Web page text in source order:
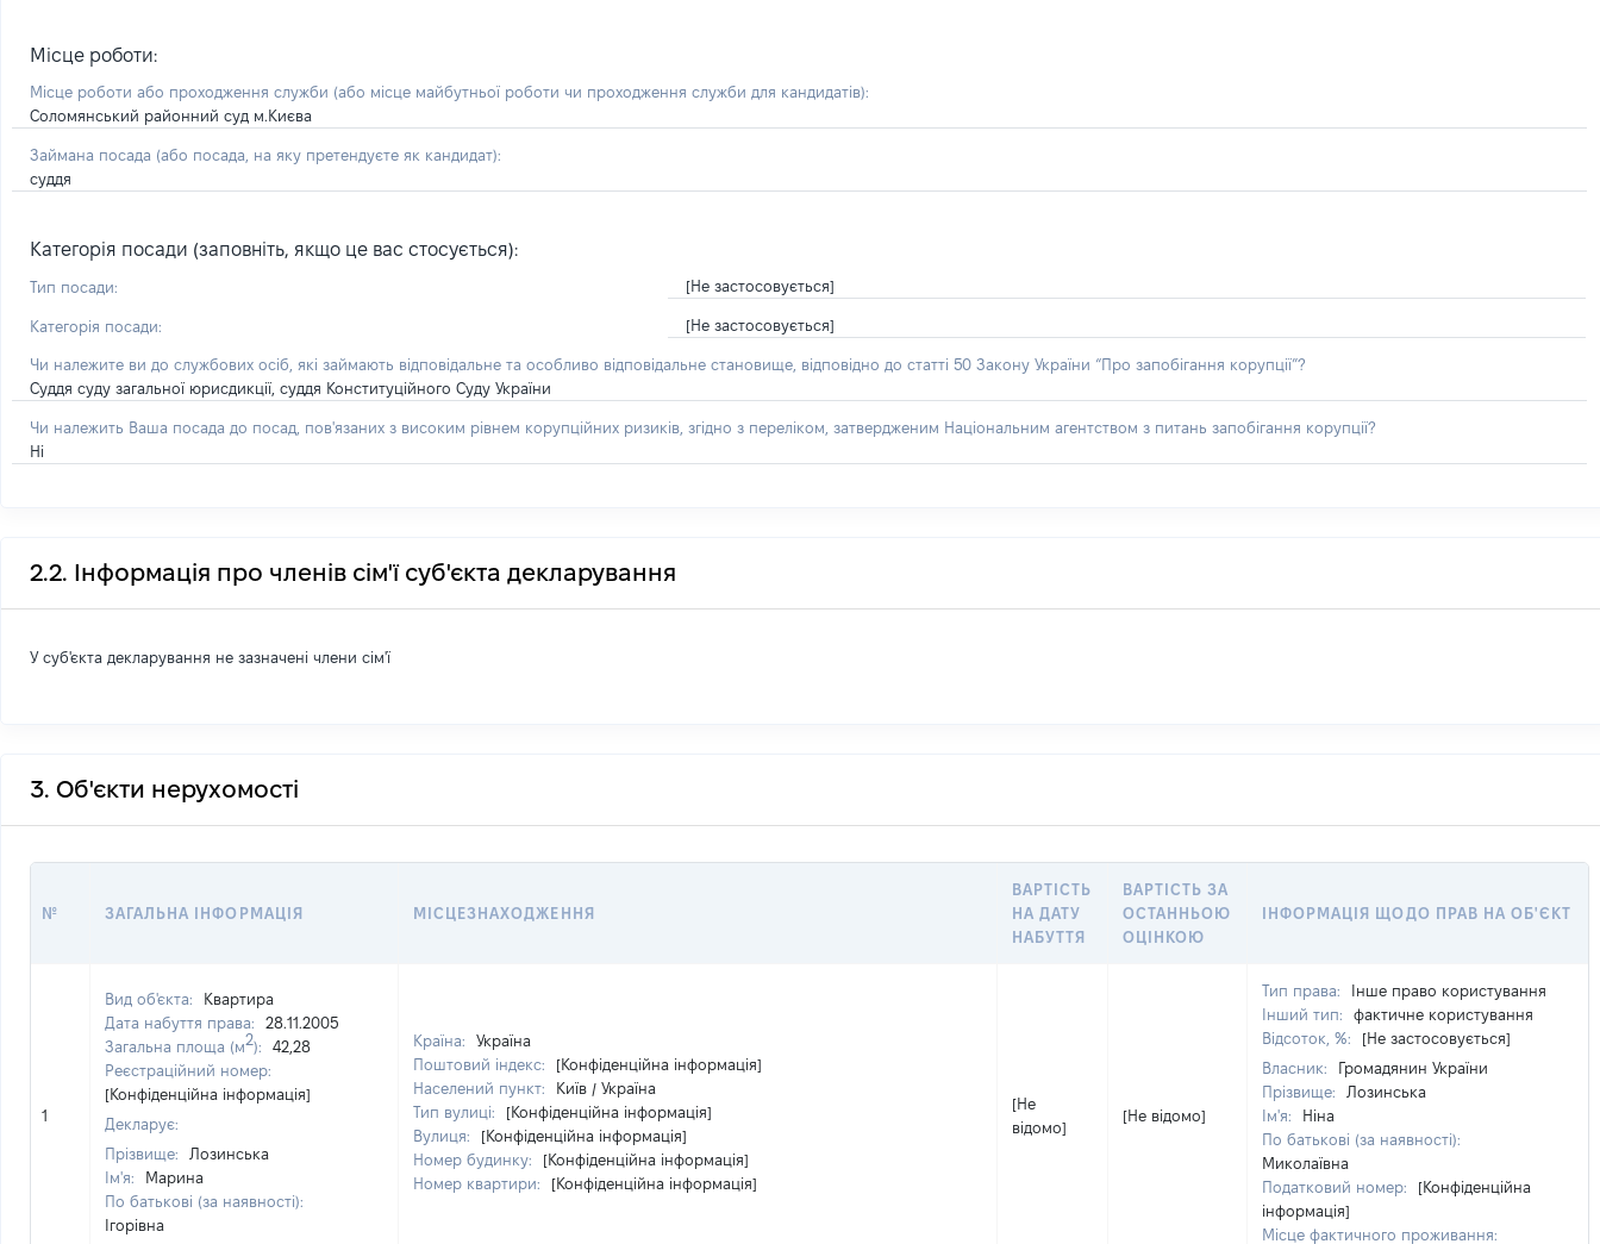
Місце роботи:
Місце роботи або проходження служби (або місце майбутньої роботи чи проходження служби для кандидатів):
Соломянський районний суд м.Києва
Займана посада (або посада, на яку претендуєте як кандидат):
суддя
Категорія посади (заповніть, якщо це вас стосується):
Тип посади: [Не застосовується]
Категорія посади: [Не застосовується]
Чи належите ви до службових осіб, які займають відповідальне та особливо відповідальне становище, відповідно до статті 50 Закону України “Про запобігання корупції”?
Суддя суду загальної юрисдикції, суддя Конституційного Суду України
Чи належить Ваша посада до посад, пов'язаних з високим рівнем корупційних ризиків, згідно з переліком, затвердженим Національним агентством з питань запобігання корупції?
Ні
2.2. Інформація про членів сім'ї суб'єкта декларування
У суб'єкта декларування не зазначені члени сім'ї
3. Об'єкти нерухомості
№ ЗАГАЛЬНА ІНФОРМАЦІЯ МІСЦЕЗНАХОДЖЕННЯ
ВАРТІСТЬ
НА ДАТУ
НАБУТТЯ
ВАРТІСТЬ ЗА
ОСТАННЬОЮ
ОЦІНКОЮ
ІНФОРМАЦІЯ ЩОДО ПРАВ НА ОБ'ЄКТ
1
Вид об'єкта:
Квартира
Дата набуття права:
28.11.2005
Загальна площа (м2):
42,28
Реєстраційний номер:
[Конфіденційна інформація]
Декларує:
Прізвище:
Лозинська
Ім'я:
Марина
По батькові (за наявності):
Ігорівна
Країна:
Україна
Поштовий індекс:
[Конфіденційна інформація]
Населений пункт:
Київ / Україна
Тип вулиці:
[Конфіденційна інформація]
Вулиця:
[Конфіденційна інформація]
Номер будинку:
[Конфіденційна інформація]
Номер квартири:
[Конфіденційна інформація]
[Не
відомо]
[Не відомо]
Тип права:
Інше право користування
Інший тип:
фактичне користування
Відсоток, %:
[Не застосовується]
Власник:
Громадянин України
Прізвище:
Лозинська
Ім'я:
Ніна
По батькові (за наявності):
Миколаївна
Податковий номер:
[Конфіденційна
інформація]
Місце фактичного проживання: